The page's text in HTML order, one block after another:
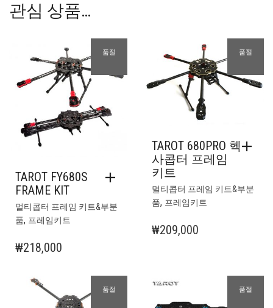
관심 상품…
품절
TAROT FY680S
FRAME KIT
멀티콥터 프레임 키트&부분
품, 프레임키트
₩218,000
품절
TAROT 680PRO 헥
사콥터 프레임
키트
멀티콥터 프레임 키트&부분
품, 프레임키트
₩209,000
품절 품절